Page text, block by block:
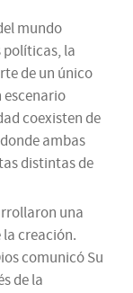
mundo
políticas, la
de un único
coexisten de
ambas
distintas de
una
creación.
comunicó Su
de la